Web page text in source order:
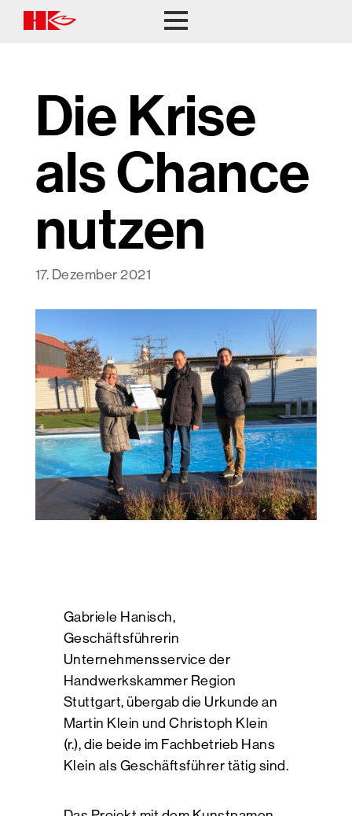
Die Krise
als Chance
nutzen
17. Dezember 2021
Gabriele Hanisch,
Geschäftsführerin
Unternehmensservice der
Handwerkskammer Region
Stuttgart, übergab die Urkunde an
Martin Klein und Christoph Klein
(r.), die beide im Fachbetrieb Hans
Klein als Geschäftsführer tätig sind.